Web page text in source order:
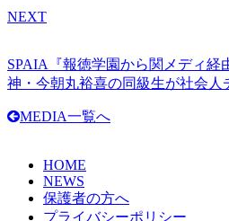
NEXT
SPAIA『報徳学園から関メディ経
神・今朝丸裕喜の同級生が社会人
MEDIA一覧へ
HOME
NEWS
保護者の方へ
プライバシーポリシー